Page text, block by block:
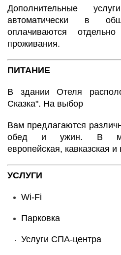
Дополнительные
автоматически в
оплачиваются
проживания.
ПИТАНИЕ
В здании Отеля
Сказка". На выбор
Вам предлагаются
обед и ужин. В
европейская, кавказская и
УСЛУГИ
Wi-Fi
Парковка
Услуги СПА-центра